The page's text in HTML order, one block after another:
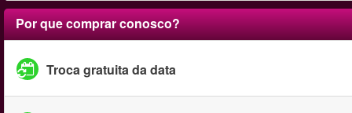
Por que comprar conosco?
Troca gratuita da data